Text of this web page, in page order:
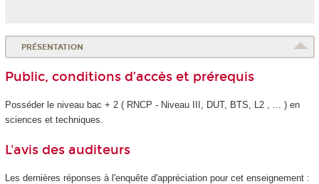
PRÉSENTATION
Public, conditions d’accès et prérequis
Posséder le niveau bac + 2 ( RNCP - Niveau III, DUT, BTS, L2 , ... ) en
sciences et techniques.
L'avis des auditeurs
Les dernières réponses à l'enquête d'appréciation pour cet enseignement :